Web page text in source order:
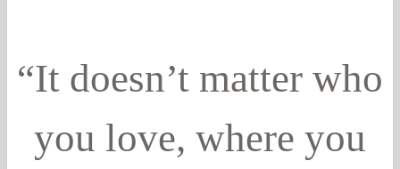
“It doesn’t matter who
you love, where you